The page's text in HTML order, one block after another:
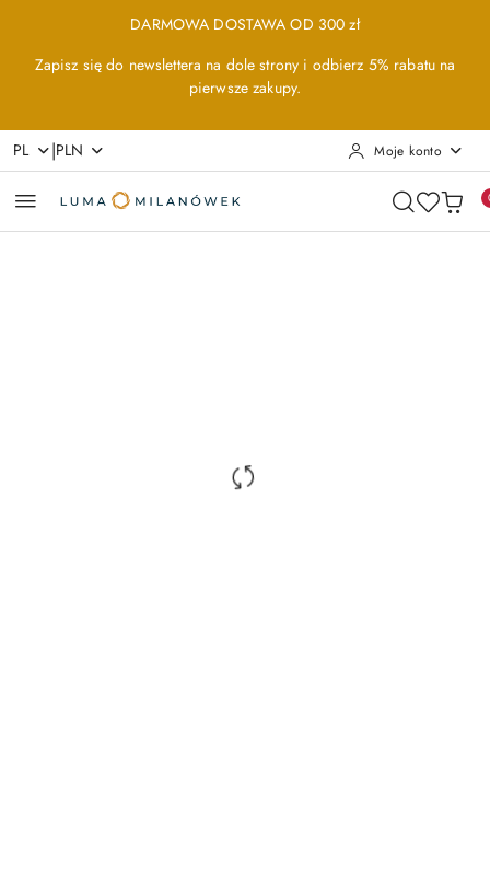
Przejdź do treści głównej
Przejdź do wyszukiwarki
Przejdź do moje konto
Przejdź do menu głównego
Przejdź do opisu produktu
Przejdź do stopkiDARMOWA DOSTAWA OD 300 zł
Zapisz się do newslettera na dole strony i odbierz 5% rabatu na
pierwsze zakupy.
PL |PLN Moje konto